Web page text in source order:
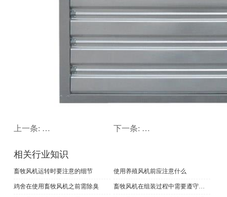
上一条:
畜牧风机的主机安装位置 下一条:
畜牧风机在组装过程中
相关行业知识
畜牧风机运转时要注意的细节 使用养殖风机前应注意什么
鸡舍在使用畜牧风机之前需除臭